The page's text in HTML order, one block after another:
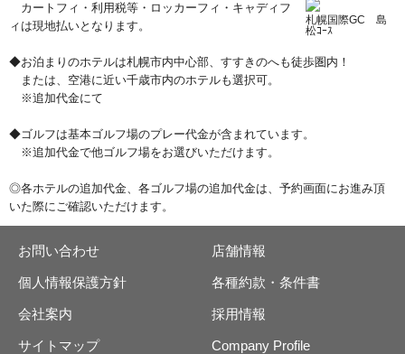
札幌国際GC　島
松ｺｰｽ
カートフィ・利用税等・ロッカーフィ・キャディフ
ィは現地払いとなります。
◆お泊まりのホテルは札幌市内中心部、すすきのへも徒歩圏内！
または、空港に近い千歳市内のホテルも選択可。
※追加代金にて
◆ゴルフは基本ゴルフ場のプレー代金が含まれています。
※追加代金で他ゴルフ場をお選びいただけます。
◎各ホテルの追加代金、各ゴルフ場の追加代金は、予約画面にお進み頂
いた際にご確認いただけます。
お問い合わせ 店舗情報
個人情報保護方針 各種約款・条件書
会社案内 採用情報
サイトマップ Company Profile